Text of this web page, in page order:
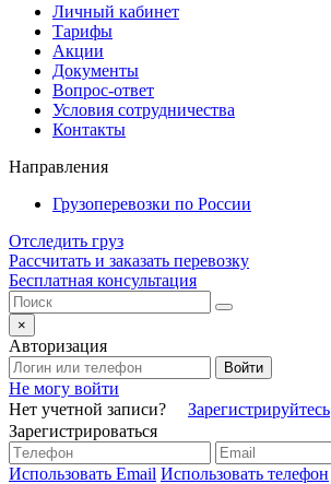
Личный кабинет
Тарифы
Акции
Документы
Вопрос-ответ
Условия сотрудничества
Контакты
Направления
Грузоперевозки по России
Отследить груз
Рассчитать и заказать перевозку
Бесплатная консультация
×
Авторизация
Войти
Не могу войти
Нет учетной записи?
Зарегистрируйтесь
Зарегистрироваться
Использовать Email Использовать телефон